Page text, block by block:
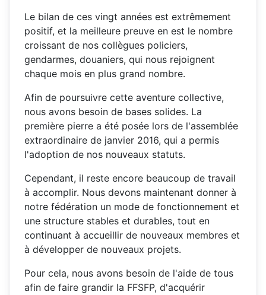
Le bilan de ces vingt années est extrêmement
positif, et la meilleure preuve en est le nombre
croissant de nos collègues policiers,
gendarmes, douaniers, qui nous rejoignent
chaque mois en plus grand nombre.
Afin de poursuivre cette aventure collective,
nous avons besoin de bases solides. La
première pierre a été posée lors de l'assemblée
extraordinaire de janvier 2016, qui a permis
l'adoption de nos nouveaux statuts.
Cependant, il reste encore beaucoup de travail
à accomplir. Nous devons maintenant donner à
notre fédération un mode de fonctionnement et
une structure stables et durables, tout en
continuant à accueillir de nouveaux membres et
à développer de nouveaux projets.
Pour cela, nous avons besoin de l'aide de tous
afin de faire grandir la FFSFP, d'acquérir